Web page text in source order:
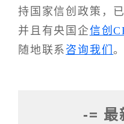
持国家信创政策，
并且有央国企信创
随地联系 咨询我们。
-= 最